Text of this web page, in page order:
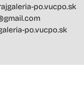
po.vucpo.sk
po.vucpo.sk